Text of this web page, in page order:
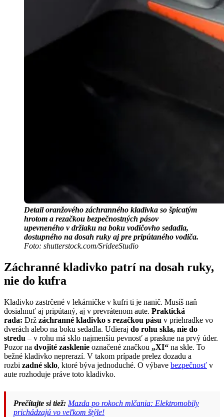
Detail oranžového záchranného kladivka so špicatým
hrotom a rezačkou bezpečnostných pásov
upevneného v držiaku na boku vodičovho sedadla,
dostupného na dosah ruky aj pre pripútaného vodiča.
Foto: shutterstock.com/SrideeStudio
Záchranné kladivko patrí na dosah ruky,
nie do kufra
Kladivko zastrčené v lekárničke v kufri ti je nanič. Musíš naň
dosiahnuť aj pripútaný, aj v prevrátenom aute. Praktická
rada: Drž záchranné kladivko s rezačkou pásu v priehradke vo
dverách alebo na boku sedadla. Udieraj do rohu skla, nie do
stredu – v rohu má sklo najmenšiu pevnosť a praskne na prvý úder.
Pozor na dvojité zasklenie označené značkou „XI“ na skle. To
bežné kladivko neprerazí. V takom prípade prelez dozadu a
rozbi zadné sklo, ktoré býva jednoduché. O výbave bezpečnosť v
aute rozhoduje práve toto kladivko.
Prečítajte si tiež: Mazda po rokoch mlčania: Elektromobily
prichádzajú vo veľkom štýle!